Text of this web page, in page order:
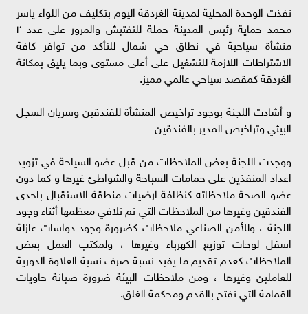
نفذت الوحدة المحلية لمدينة الغردقة اليوم بتكليف من اللواء ياسر
محمد حماية رئيس المدينة حملة للتفتيش والمرور على عدد ٢
منشأة سياحية في نطاق حي شمال للتأكد من توافر كافة
الاشتراطات اللازمة للتشغيل على أعلى مستوى وبما يليق بمكانة
الغردقة كمقصد سياحي عالمي مميز.
و أشادت اللجنة بوجود تراخيص المنشأة للفندقين وسريان السجل
البيئي وتراخيص المدير بالفندقين
ووجدت اللجنة بعض الملاحظات من قبل عضو السياحة في تزويد
اعداد المنفذين على حمامات السباحة والشواطئ غيرها و كما دون
عضو الصحة ملاحظاته كنظافة ارضيات منطقة الاستقبال باحدى
الفندقين وغيرها من الملاحظات التي تم تلافي معظمها أثناء وجود
اللجنة ، وللأمن الصناعي ملاحظات كضرورة وجود دواسات عازلة
اسفل لوحات توزيع الكهرباء وغيرها ، ولمكتب العمل بعض
الملاحظات كعدم تقديم ما يفيد نسبة صرف نسبة العلاوة الدورية
للعاملين وغيرها ، ومن ملاحظات البيئة ضرورة صيانة حاويات
القمامة التي تفتح بالقدم ومحكمة الغلق.